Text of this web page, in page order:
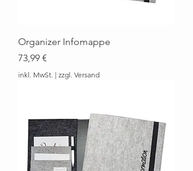
Organizer Infomappe
Preis
73,99 €
inkl. MwSt. | zzgl. Versand